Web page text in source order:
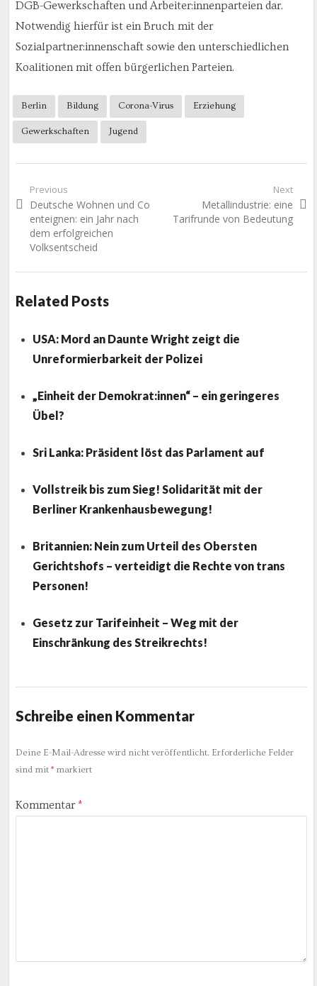
DGB-Gewerkschaften und Arbeiter:innenparteien dar.
Notwendig hierfür ist ein Bruch mit der
Sozialpartner:innenschaft sowie den unterschiedlichen
Koalitionen mit offen bürgerlichen Parteien.
Berlin Bildung Corona-Virus Erziehung
Gewerkschaften Jugend
Beitragsnavigation
Previous
Previous
post:
Deutsche Wohnen und Co
enteignen: ein Jahr nach
dem erfolgreichen
Volksentscheid
Next
Next
post:
Metallindustrie: eine
Tarifrunde von Bedeutung
Related Posts
USA: Mord an Daunte Wright zeigt die
Unreformierbarkeit der Polizei
„Einheit der Demokrat:innen“ – ein geringeres
Übel?
Sri Lanka: Präsident löst das Parlament auf
Vollstreik bis zum Sieg! Solidarität mit der
Berliner Krankenhausbewegung!
Britannien: Nein zum Urteil des Obersten
Gerichtshofs – verteidigt die Rechte von trans
Personen!
Gesetz zur Tarifeinheit – Weg mit der
Einschränkung des Streikrechts!
Schreibe einen Kommentar
Deine E-Mail-Adresse wird nicht veröffentlicht. Erforderliche Felder
sind mit *markiert
Kommentar *